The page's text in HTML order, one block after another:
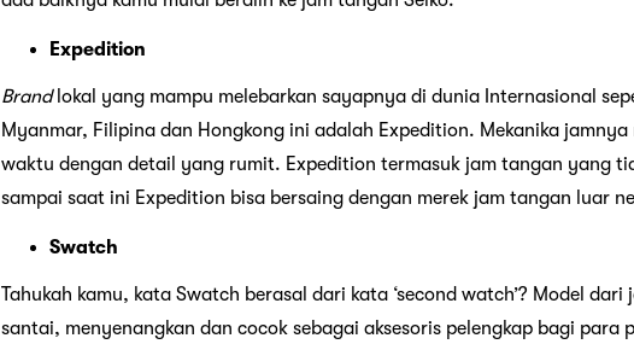
Expedition
Brandlokal yang mampu melebarkan sayapnya di dunia Internasional
Myanmar, Filipina dan Hongkong ini adalah Expedition. Mekanika
waktu dengan detail yang rumit. Expedition termasuk jam tangan yang
sampai saat ini Expedition bisa bersaing dengan merek jam tangan luar
Swatch
Tahukah kamu, kata Swatch berasal dari kata ‘second watch’? Model
santai, menyenangkan dan cocok sebagai aksesoris pelengkap bagi